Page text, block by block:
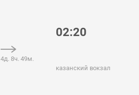
4д. 8ч. 49м.
02:20
казанский вокзал